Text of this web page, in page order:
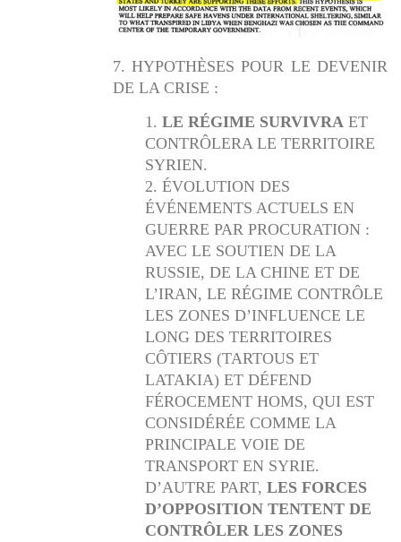
7. HYPOTHÈSES POUR LE DEVENIR
DE LA CRISE :
LE RÉGIME SURVIVRA ET
CONTRÔLERA LE TERRITOIRE
SYRIEN.
ÉVOLUTION DES
ÉVÉNEMENTS ACTUELS EN
GUERRE PAR PROCURATION :
AVEC LE SOUTIEN DE LA
RUSSIE, DE LA CHINE ET DE
L’IRAN, LE RÉGIME CONTRÔLE
LES ZONES D’INFLUENCE LE
LONG DES TERRITOIRES
CÔTIERS (TARTOUS ET
LATAKIA) ET DÉFEND
FÉROCEMENT HOMS, QUI EST
CONSIDÉRÉE COMME LA
PRINCIPALE VOIE DE
TRANSPORT EN SYRIE.
D’AUTRE PART, LES FORCES
D’OPPOSITION TENTENT DE
CONTRÔLER LES ZONES